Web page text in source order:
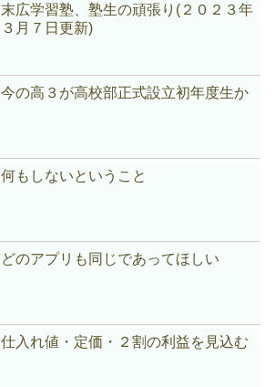
末広学習塾、塾生の頑張り(２０２３年
３月７日更新)
今の高３が高校部正式設立初年度生か
何もしないということ
どのアプリも同じであってほしい
仕入れ値・定価・２割の利益を見込む